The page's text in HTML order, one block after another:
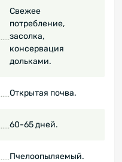
Свежее
потребление,
засолка,
консервация
дольками.
Открытая почва.
60-65 дней.
Пчелоопыляемый.